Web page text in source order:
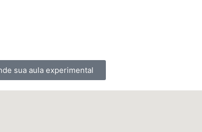
sua aula experimental